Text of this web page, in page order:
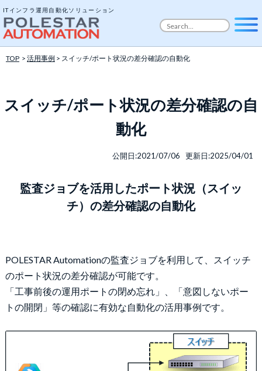
ITインフラ運用自動化ソリューション
TOP > 活用事例 > スイッチ/ポート状況の差分確認の自動化
スイッチ/ポート状況の差分確認の自
動化
公開日:2021/07/06 更新日:2025/04/01
監査ジョブを活用したポート状況（スイッ
チ）の差分確認の自動化
POLESTAR Automationの監査ジョブを利用して、スイッチ
のポート状況の差分確認が可能です。
「工事前後の運用ポートの閉め忘れ」、「意図しないポー
トの開閉」等の確認に有効な自動化の活用事例です。